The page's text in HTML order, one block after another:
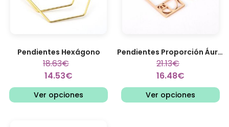
Pendientes Hexágono
18.63€
14.53€
Ver opciones
Pendientes Proporción Áurea
21.13€
16.48€
Ver opciones